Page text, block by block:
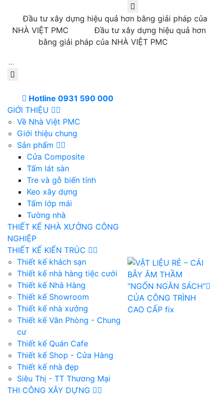
Đầu tư xây dựng hiệu quả hơn bằng giải pháp của
NHÀ VIỆT PMC
Đầu tư xây dựng hiệu quả hơn
bằng giải pháp của NHÀ VIỆT PMC
Hotline 0931 590 000
GIỚI THIỆU
Về Nhà Việt PMC
Giới thiệu chung
Sản phẩm
Cửa Composite
Tấm lát sàn
Tre và gỗ biến tính
Keo xây dựng
Tấm lớp mái
Tường nhà
THIẾT KẾ NHÀ XƯỞNG CÔNG
NGHIỆP
THIẾT KẾ KIẾN TRÚC
Thiết kế khách sạn
Thiết kế nhà hàng tiệc cưới
Thiết kế Nhà Hàng
Thiết kế Showroom
Thiết kế nhà xưởng
Thiết kế Văn Phòng - Chung
cư
Thiết kế Quán Cafe
Thiết kế Shop - Cửa Hàng
Thiết kế nhà đẹp
Siêu Thị - TT Thương Mại
THI CÔNG XÂY DỰNG